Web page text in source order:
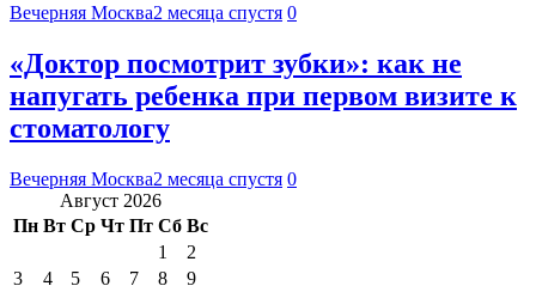
Вечерняя Москва2 месяца спустя 0
«Доктор посмотрит зубки»: как не
напугать ребенка при первом визите к
стоматологу
Вечерняя Москва2 месяца спустя 0
Август 2026
Пн Вт Ср Чт Пт Сб Вс
1
2
3
4 5 6 7 8
9